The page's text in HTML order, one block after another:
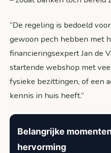
“De regeling is bedoeld
gewoon pech hebben met
financieringsexpert Jan de
startende webshop met
fysieke bezittingen, of een
kennis in huis heeft.”
Belangrijke
hervorming